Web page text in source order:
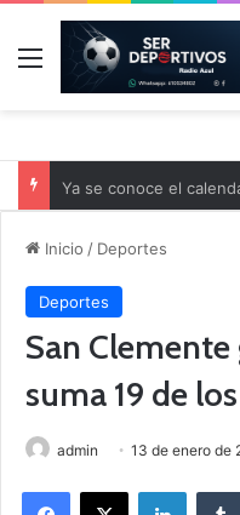
Menú
Ya se conoce el
Inicio / Deportes
Deportes
San
suma 19 de
admin 13 de enero de